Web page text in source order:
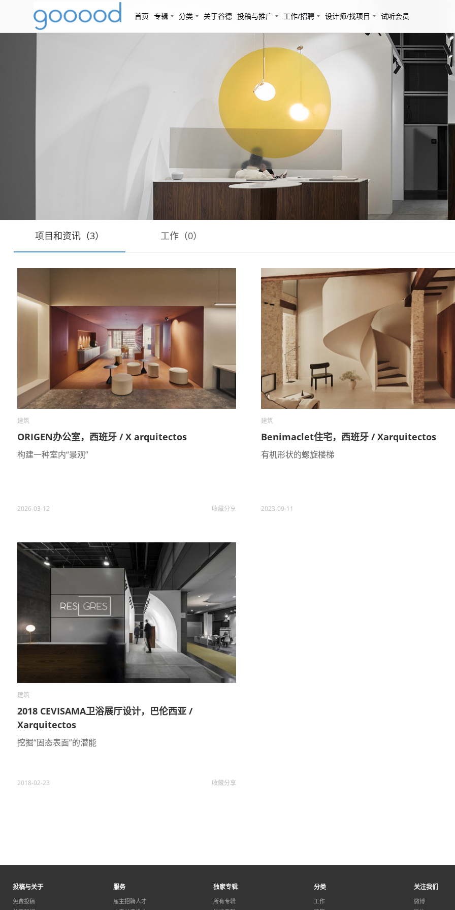
首页 专辑 分类 关于谷德 投稿与推广 工作/招聘 设计师/找项目 试听会员
项目和资讯（3） 工作（0）
建筑
ORIGEN办公室，西班牙 / X arquitectos
构建一种室内“景观”
2026-03-12 收藏分享
建筑
Benimaclet住宅，西班牙 / Xarquitectos
有机形状的螺旋楼梯
2023-09-11
建筑
2018 CEVISAMA卫浴展厅设计，巴伦西亚 /
Xarquitectos
挖掘“固态表面”的潜能
2018-02-23 收藏分享
投稿与关于
免费投稿
服务
雇主招聘人才
独家专辑
所有专辑
分类
工作
关注我们
微博